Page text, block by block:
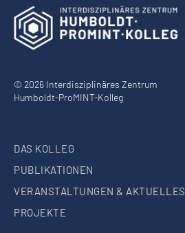
© 2026 Interdisziplinäres Zentrum
Humboldt-ProMINT-Kolleg
DAS KOLLEG
PUBLIKATIONEN
VERANSTALTUNGEN & AKTUELLES
PROJEKTE